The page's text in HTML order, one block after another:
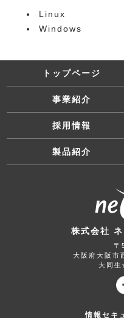
Linux
Windows
トップページ
事業紹介
採用情報
製品紹介
株式会社
〒
大阪府大阪市
大同生
情報セキ